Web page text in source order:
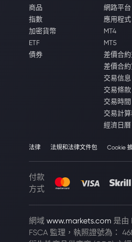
商品
指數
加密貨幣
ETF
債券
網路平台
應用程式
MT4
MT5
差價合
差價合
交易信息
交易條款
交易時間
交易計
經濟日曆
法律 法規和法律文件包 Cookie
付款
方式
網域 www.markets.com 是由
FSCA 監理，執照證號為：